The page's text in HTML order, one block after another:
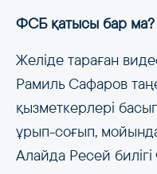
ФСБ қатысы бар ма?
Желіде тараған
Рамиль Сафаров
қызметкерлері
ұрып-соғып,
Алайда Ресей